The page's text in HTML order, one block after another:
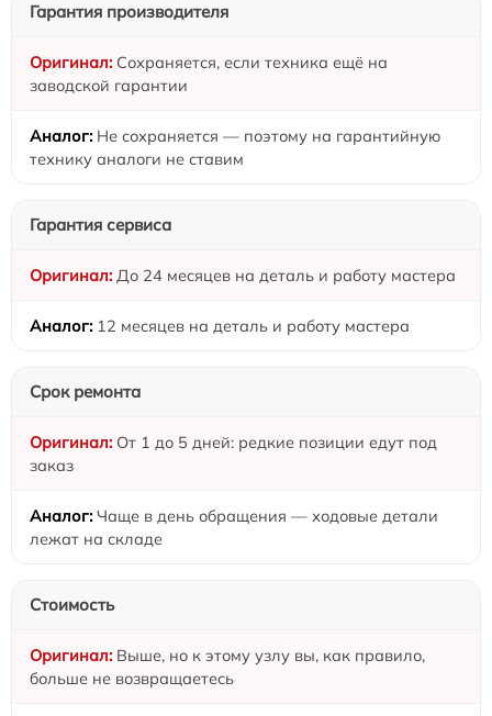
Гарантия производителя
Сохраняется, если техника ещё на
заводской гарантии
Не сохраняется — поэтому на гарантийную
технику аналоги не ставим
Гарантия сервиса
До 24 месяцев на деталь и работу мастера
12 месяцев на деталь и работу мастера
Срок ремонта
От 1 до 5 дней: редкие позиции едут под
заказ
Чаще в день обращения — ходовые детали
лежат на складе
Стоимость
Выше, но к этому узлу вы, как правило,
больше не возвращаетесь